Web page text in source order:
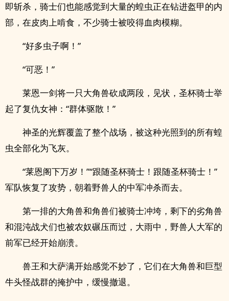
即斩杀，骑士们也能感觉到大量的蝗虫正在钻进盔甲的内
部，在皮肉上啃食，不少骑士被咬得血肉模糊。
“好多虫子啊！”
“可恶！”
莱恩一剑将一只大角兽砍成两段，见状，圣杯骑士举
起了复仇女神：“群体驱散！”
神圣的光辉覆盖了整个战场，被这种光照到的所有蝗
虫全部化为飞灰。
“莱恩阁下万岁！”“跟随圣杯骑士！跟随圣杯骑士！”
军队恢复了攻势，朝着野兽人的中军冲杀而去。
第一排的大角兽和角兽们被骑士冲垮，剩下的劣角兽
和混沌战犬们也被农奴碾压而过，大雨中，野兽人大军的
前军已经开始崩溃。
兽王和大萨满开始感觉不妙了，它们在大角兽和巨型
牛头怪战群的掩护中，缓慢撤退。